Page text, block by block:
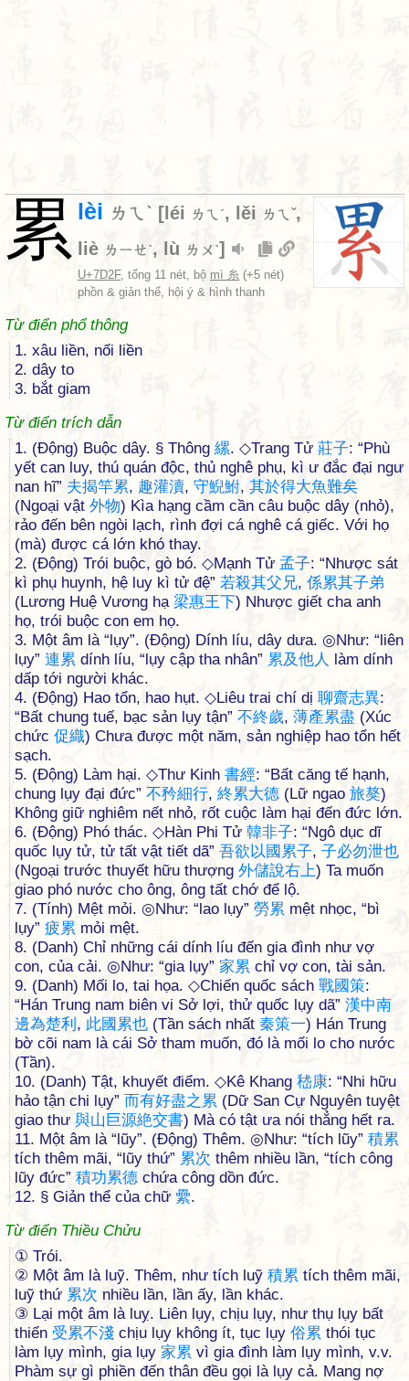
累 lèi ㄌㄟˋ [ léi ㄌㄟˊ, lěi ㄌㄟˇ,
liè ㄌㄧㄝˋ, lù ㄌㄨˋ]
U+7D2F, tổng 11 nét, bộ mì 糸 (+5 nét)
phồn & giản thể, hội ý & hình thanh
Từ điển phổ thông
1. xâu liền, nối liền
2. dây to
3. bắt giam
Từ điển trích dẫn
1. (Động) Buộc dây. § Thông 縲. ◇Trang Tử 莊子: “Phù
yết can luy, thú quán độc, thủ nghê phụ, kì ư đắc đại ngư
nan hĩ” 夫揭竿累, 趣灌瀆, 守鯢鮒, 其於得大魚難矣
(Ngoại vật 外物) Kìa hạng cầm cần câu buộc dây (nhỏ),
rảo đến bên ngòi lạch, rình đợi cá nghê cá giếc. Với họ
(mà) được cá lớn khó thay.
2. (Động) Trói buộc, gò bó. ◇Mạnh Tử 孟子: “Nhược sát
kì phụ huynh, hệ luy kì tử đệ” 若殺其父 兄, 係累其子弟
(Lương Huệ Vương hạ 梁惠王下) Nhược giết cha anh
họ, trói buộc con em họ.
3. Một âm là “lụy”. (Động) Dính líu, dây dưa. ◎Như: “liên
lụy” 連累 dính líu, “lụy cập tha nhân” 累及他人 làm dính
dấp tới người khác.
4. (Động) Hao tổn, hao hụt. ◇Liêu trai chí dị 聊齋志異:
“Bất chung tuế, bạc sản lụy tận” 不終歲, 薄產累盡 (Xúc
chức 促織) Chưa được một năm, sản nghiệp hao tổn hết
sạch.
5. (Động) Làm hại. ◇Thư Kinh 書經: “Bất căng tế hạnh,
chung lụy đại đức” 不矜細行, 終累大德 (Lữ ngao 旅獒)
Không giữ nghiêm nết nhỏ, rốt cuộc làm hại đến đức lớn.
6. (Động) Phó thác. ◇Hàn Phi Tử 韓非子: “Ngô dục dĩ
quốc lụy tử, tử tất vật tiết dã” 吾欲以國 累子, 子必勿泄也
(Ngoại trước thuyết hữu thượng 外儲說右上) Ta muốn
giao phó nước cho ông, ông tất chớ để lộ.
7. (Tính) Mệt mỏi. ◎Như: “lao lụy” 勞累 mệt nhọc, “bì
lụy” 疲累 mỏi mệt.
8. (Danh) Chỉ những cái dính líu đến gia đình như vợ
con, của cải. ◎Như: “gia lụy” 家累 chỉ vợ con, tài sản.
9. (Danh) Mối lo, tai họa. ◇Chiến quốc sách 戰國策:
“Hán Trung nam biên vi Sở lợi, thử quốc lụy dã” 漢中南
邊為楚利 , 此國 累也 (Tần sách nhất 秦策一) Hán Trung
bờ cõi nam là cái Sở tham muốn, đó là mối lo cho nước
(Tần).
10. (Danh) Tật, khuyết điểm. ◇Kê Khang 嵇康: “Nhi hữu
hảo tận chi lụy” 而有好盡之 累 (Dữ San Cự Nguyên tuyệt
giao thư 與山 巨源絶交書) Mà có tật ưa nói thẳng hết ra.
11. Một âm là “lũy”. (Động) Thêm. ◎Như: “tích lũy” 積累
tích thêm mãi, “lũy thứ” 累次 thêm nhiều lần, “tích công
lũy đức” 積功累德 chứa công dồn đức.
12. § Giản thể của chữ 纍.
Từ điển Thiều Chửu
① Trói.
② Một âm là luỹ. Thêm, như tích luỹ 積累 tích thêm mãi,
luỹ thứ 累次 nhiều lần, lần ấy, lần khác.
③ Lại một âm là luỵ. Liên lụy, chịu lụy, như thụ lụy bất
thiển 受累不淺 chịu lụy không ít, tục lụy 俗累 thói tục
làm lụy mình, gia lụy 家累 vì gia đình làm lụy mình, v.v.
Phàm sự gì phiền đến thân đều gọi là lụy cả. Mang nợ